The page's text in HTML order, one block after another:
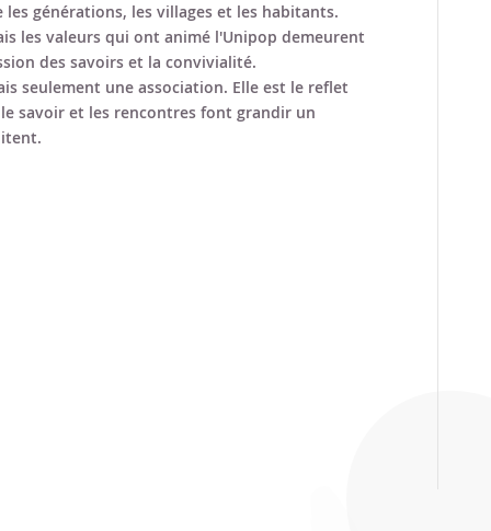
générations, les villages et les habitants.
les valeurs qui ont animé l'Unipop demeurent
des savoirs et la convivialité.
seulement une association. Elle est le reflet
savoir et les rencontres font grandir un